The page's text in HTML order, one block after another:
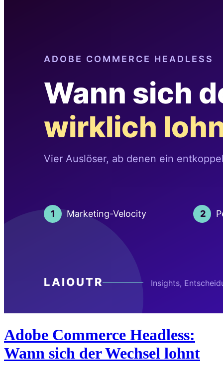
Adobe Commerce Headless:
Wann sich der Wechsel lohnt